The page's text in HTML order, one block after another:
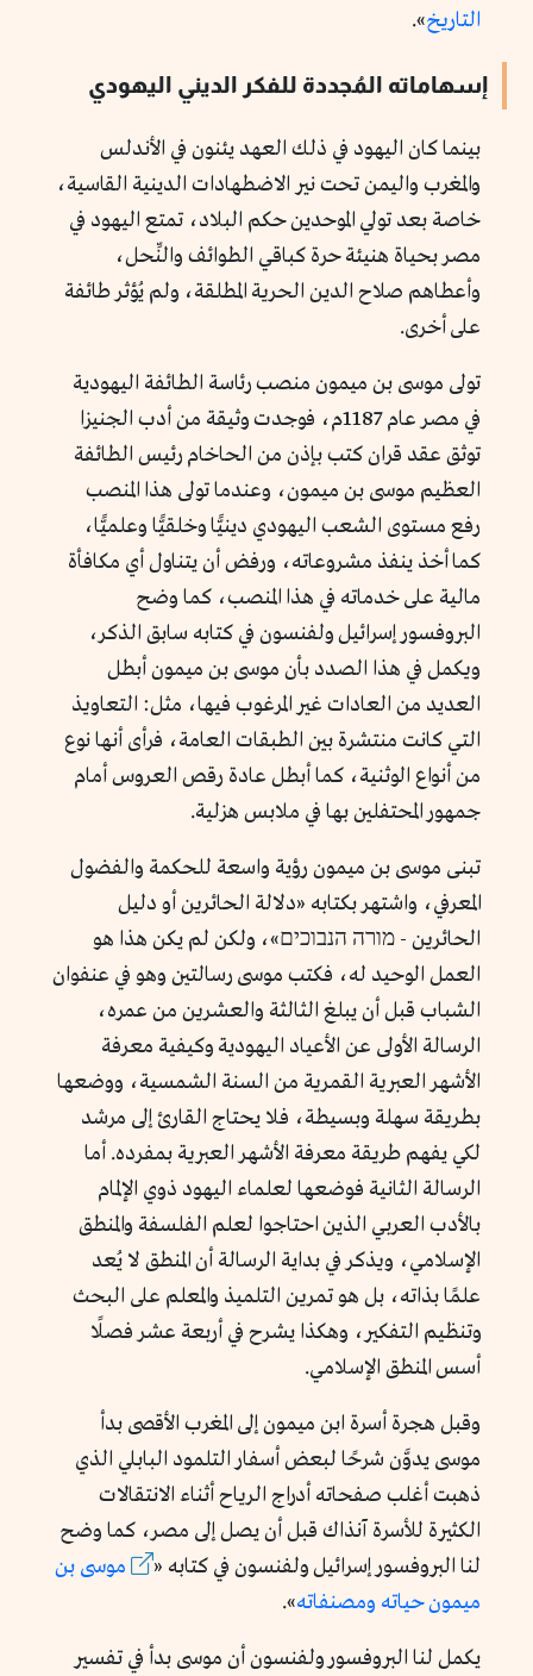
التاريخ».
إسهاماته المُجددة للفكر الديني اليهودي
بينما كان اليهود في ذلك العهد يئنون في الأندلس
والمغرب واليمن تحت نير الاضطهادات الدينية القاسية،
خاصة بعد تولي الموحدين حكم البلاد، تمتع اليهود في
مصر بحياة هنيئة حرة كباقي الطوائف والنِّحل،
وأعطاهم صلاح الدين الحرية المطلقة، ولم يُؤثر طائفة
على أخرى.
تولى موسى بن ميمون منصب رئاسة الطائفة اليهودية
في مصر عام 1187م، فوجدت وثيقة من أدب الجنيزا
توثق عقد قران كتب بإذن من الحاخام رئيس الطائفة
العظيم موسى بن ميمون، وعندما تولى هذا المنصب
رفع مستوى الشعب اليهودي دينيًّا وخلقيًّا وعلميًّا،
كما أخذ ينفذ مشروعاته، ورفض أن يتناول أي مكافأة
مالية على خدماته في هذا المنصب، كما وضح
البروفسور إسرائيل ولفنسون في كتابه سابق الذكر،
ويكمل في هذا الصدد بأن موسى بن ميمون أبطل
العديد من العادات غير المرغوب فيها، مثل: التعاويذ
التي كانت منتشرة بين الطبقات العامة، فرأى أنها نوع
من أنواع الوثنية، كما أبطل عادة رقص العروس أمام
جمهور المحتفلين بها في ملابس هزلية.
تبنى موسى بن ميمون رؤية واسعة للحكمة والفضول
المعرفي، واشتهر بكتابه «دلالة الحائرين أو دليل
الحائرين - מורה הנבוכים»، ولكن لم يكن هذا هو
العمل الوحيد له، فكتب موسى رسالتين وهو في عنفوان
الشباب قبل أن يبلغ الثالثة والعشرين من عمره،
الرسالة الأولى عن الأعياد اليهودية وكيفية معرفة
الأشهر العبرية القمرية من السنة الشمسية، ووضعها
بطريقة سهلة وبسيطة، فلا يحتاج القارئ إلى مرشد
لكي يفهم طريقة معرفة الأشهر العبرية بمفرده. أما
الرسالة الثانية فوضعها لعلماء اليهود ذوي الإلمام
بالأدب العربي الذين احتاجوا لعلم الفلسفة والمنطق
الإسلامي، ويذكر في بداية الرسالة أن المنطق لا يُعد
علمًا بذاته، بل هو تمرين التلميذ والمعلم على البحث
وتنظيم التفكير، وهكذا يشرح في أربعة عشر فصلًا
أسس المنطق الإسلامي.
وقبل هجرة أسرة ابن ميمون إلى المغرب الأقصى بدأ
موسى يدوَّن شرحًا لبعض أسفار التلمود البابلي الذي
ذهبت أغلب صفحاته أدراج الرياح أثناء الانتقالات
الكثيرة للأسرة آنذاك قبل أن يصل إلى مصر، كما وضح
لنا البروفسور إسرائيل ولفنسون في كتابه «
موسى بن
ميمون حياته ومصنفاته».
يكمل لنا البروفسور ولفنسون أن موسى بدأ في تفسير